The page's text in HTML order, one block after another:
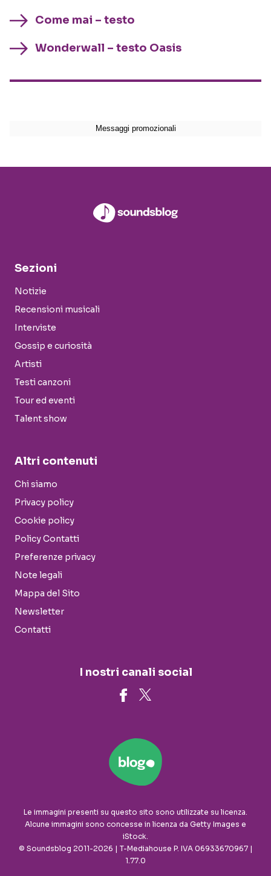
Come mai – testo
Wonderwall – testo Oasis
Sezioni
Notizie
Recensioni musicali
Interviste
Gossip e curiosità
Artisti
Testi canzoni
Tour ed eventi
Talent show
Altri contenuti
Chi siamo
Privacy policy
Cookie policy
Policy Contatti
Preferenze privacy
Note legali
Mappa del Sito
Newsletter
Contatti
I nostri canali social
Le immagini presenti su questo sito sono utilizzate su licenza.
Alcune immagini sono concesse in licenza da Getty Images e
iStock.
© Soundsblog 2011-2026 | T-Mediahouse P. IVA 06933670967 |
1.77.0